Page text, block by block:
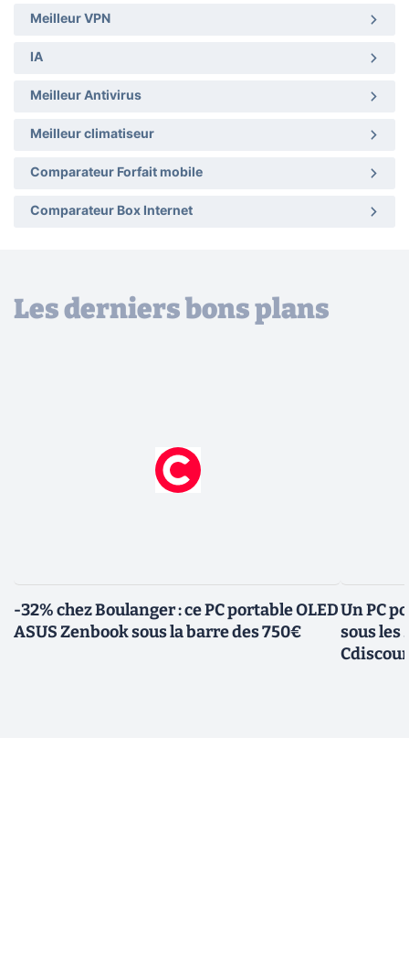
Meilleur VPN
IA
Meilleur Antivirus
Meilleur climatiseur
Comparateur Forfait mobile
Comparateur Box Internet
Les derniers bons plans
-32% chez Boulanger : ce PC portable OLED
ASUS Zenbook sous la barre des 750€
Un PC
sous les